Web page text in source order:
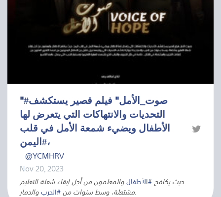
"#صوت_الأمل" فيلم قصير يستكشف
التحديات والانتهاكات التي يتعرض لها
الأطفال ويضيء شمعة الأمل في قلب
#اليمن،
@YCMHRV
Nov 20, 2023
حيث يكافح #الأطفال والمعلمون من أجل إبقاء شعلة التعليم
مشتعلة، وسط سنوات من #الحرب والدمار .